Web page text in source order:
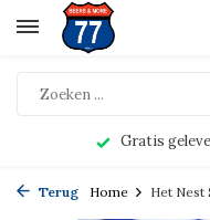
Gratis
Terug Home Het Nest